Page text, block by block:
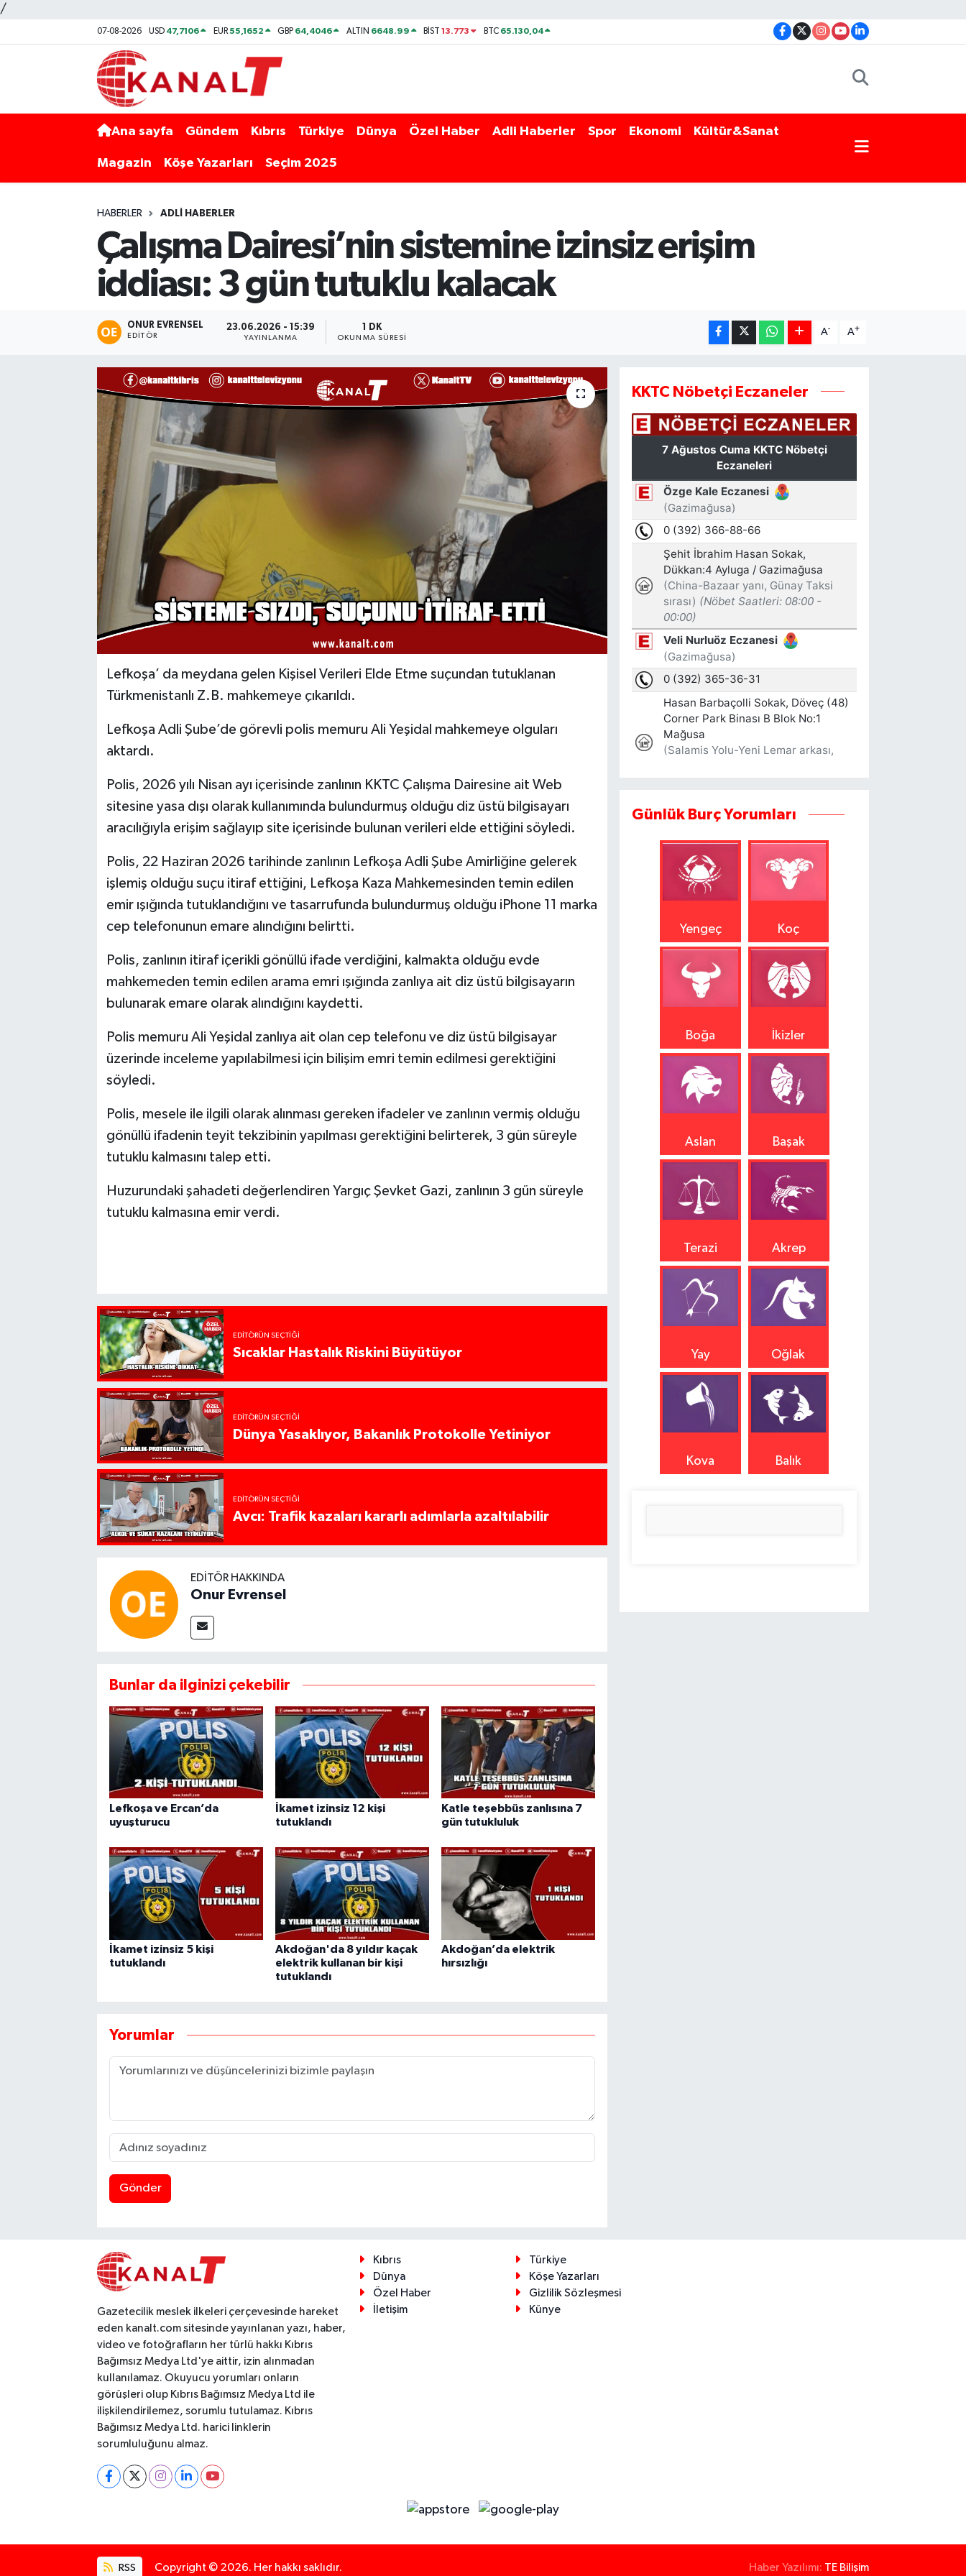
/
07-08-2026 USD 47,7106 EUR55,1652 GBP 64,4046 ALTIN 6648.99 BİST13.773 BTC 65.130,04
Ana sayfa Gündem Kıbrıs Türkiye Dünya Özel Haber Adli Haberler Spor Ekonomi Kültür&Sanat
Magazin Köşe Yazarları Seçim 2025
HABERLER ADLI HABERLER
Çalışma Dairesi’nin sistemine izinsiz erişim
iddiası: 3 gün tutuklu kalacak
ONUR EVRENSEL
EDITÖR
23.06.2026 - 15:39
YAYINLANMA
1 DK
OKUNMA SÜRESI
A- A+
Lefkoşa’ da meydana gelen Kişisel Verileri Elde Etme suçundan tutuklanan
Türkmenistanlı Z.B. mahkemeye çıkarıldı.
Lefkoşa Adli Şube’de görevli polis memuru Ali Yeşidal mahkemeye olguları
aktardı.
Polis, 2026 yılı Nisan ayı içerisinde zanlının KKTC Çalışma Dairesine ait Web
sitesine yasa dışı olarak kullanımında bulundurmuş olduğu diz üstü bilgisayarı
aracılığıyla erişim sağlayıp site içerisinde bulunan verileri elde ettiğini söyledi.
Polis, 22 Haziran 2026 tarihinde zanlının Lefkoşa Adli Şube Amirliğine gelerek
işlemiş olduğu suçu itiraf ettiğini, Lefkoşa Kaza Mahkemesinden temin edilen
emir ışığında tutuklandığını ve tasarrufunda bulundurmuş olduğu iPhone 11 marka
cep telefonunun emare alındığını belirtti.
Polis, zanlının itiraf içerikli gönüllü ifade verdiğini, kalmakta olduğu evde
mahkemeden temin edilen arama emri ışığında zanlıya ait diz üstü bilgisayarın
bulunarak emare olarak alındığını kaydetti.
Polis memuru Ali Yeşidal zanlıya ait olan cep telefonu ve diz üstü bilgisayar
üzerinde inceleme yapılabilmesi için bilişim emri temin edilmesi gerektiğini
söyledi.
Polis, mesele ile ilgili olarak alınması gereken ifadeler ve zanlının vermiş olduğu
gönüllü ifadenin teyit tekzibinin yapılması gerektiğini belirterek, 3 gün süreyle
tutuklu kalmasını talep etti.
Huzurundaki şahadeti değerlendiren Yargıç Şevket Gazi, zanlının 3 gün süreyle
tutuklu kalmasına emir verdi.
EDITÖRÜN SEÇTIĞI
Sıcaklar Hastalık Riskini Büyütüyor
EDITÖRÜN SEÇTIĞI
Dünya Yasaklıyor, Bakanlık Protokolle Yetiniyor
EDITÖRÜN SEÇTIĞI
Avcı: Trafik kazaları kararlı adımlarla azaltılabilir
EDITÖR HAKKINDA
Onur Evrensel
Bunlar da ilginizi çekebilir
Lefkoşa ve Ercan’da
uyuşturucu
İkamet izinsiz 12 kişi
tutuklandı
Katle teşebbüs zanlısına 7
gün tutukluluk
İkamet izinsiz 5 kişi
tutuklandı
Akdoğan'da 8 yıldır kaçak
elektrik kullanan bir kişi
tutuklandı
Akdoğan’da elektrik
hırsızlığı
Yorumlar
Gönder
KKTC Nöbetçi Eczaneler
Günlük Burç Yorumları
Yengeç Koç
Boğa İkizler
Aslan Başak
Terazi Akrep
Yay Oğlak
Kova Balık
Gazetecilik meslek ilkeleri çerçevesinde hareket
eden kanalt.com sitesinde yayınlanan yazı, haber,
video ve fotoğrafların her türlü hakkı Kıbrıs
Bağımsız Medya Ltd'ye aittir, izin alınmadan
kullanılamaz. Okuyucu yorumları onların
görüşleri olup Kıbrıs Bağımsız Medya Ltd ile
ilişkilendirilemez, sorumlu tutulamaz. Kıbrıs
Bağımsız Medya Ltd. harici linklerin
sorumluluğunu almaz.
Kıbrıs
Türkiye
Dünya
Köşe Yazarları
Özel Haber
Gizlilik Sözleşmesi
İletişim
Künye
RSS Copyright © 2026. Her hakkı saklıdır. Haber Yazılımı: TE Bilişim